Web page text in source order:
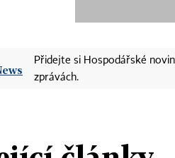
Přidejte si Hospodářské
zprávách.